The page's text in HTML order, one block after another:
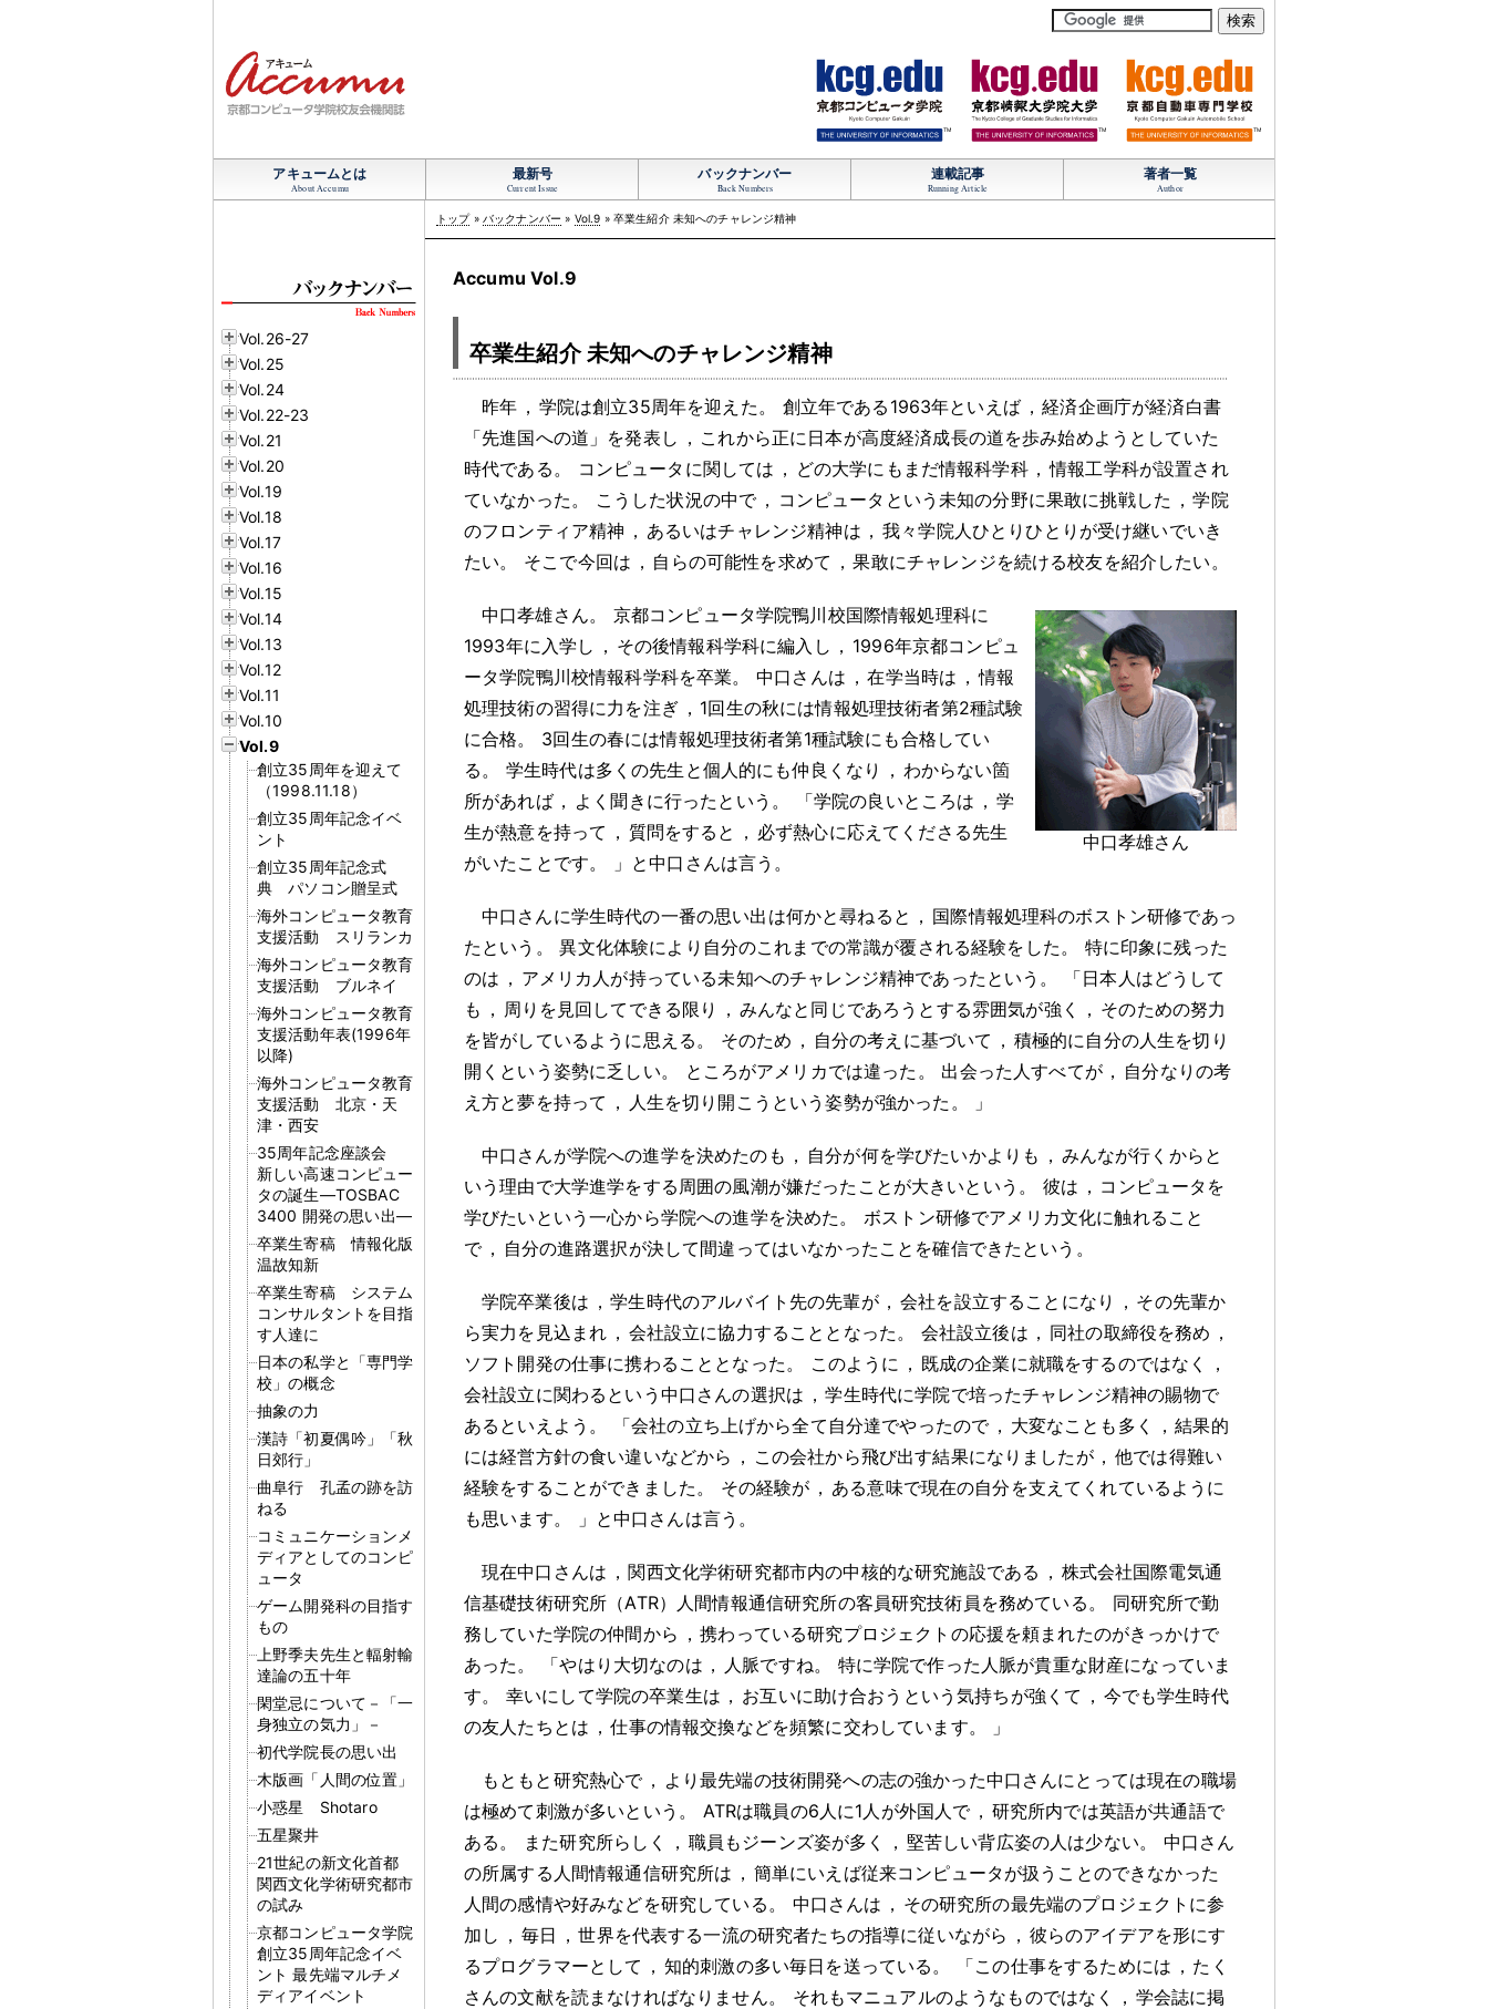
TM TM TM
アキュームとは
About Accumu
最新号
Current Issue
バックナンバー
Back Numbers
連載記事
Running Article
著者一覧
Author
Vol.26-27
Vol.25
Vol.24
Vol.22-23
Vol.21
Vol.20
Vol.19
Vol.18
Vol.17
Vol.16
Vol.15
Vol.14
Vol.13
Vol.12
Vol.11
Vol.10
Vol.9
創立35周年を迎えて
（1998.11.18）
創立35周年記念イベ
ント
創立35周年記念式
典 パソコン贈呈式
海外コンピュータ教育
支援活動 スリランカ
海外コンピュータ教育
支援活動 ブルネイ
海外コンピュータ教育
支援活動年表(1996年
以降)
海外コンピュータ教育
支援活動 北京・天
津・西安
35周年記念座談会
新しい高速コンピュー
タの誕生―TOSBAC
3400 開発の思い出―
卒業生寄稿 情報化版
温故知新
卒業生寄稿 システム
コンサルタントを目指
す人達に
日本の私学と「専門学
校」の概念
抽象の力
漢詩「初夏偶吟」「秋
日郊行」
曲阜行 孔孟の跡を訪
ねる
コミュニケーションメ
ディアとしてのコンピ
ュータ
ゲーム開発科の目指す
もの
上野季夫先生と輻射輸
達論の五十年
閑堂忌について－「一
身独立の気力」－
初代学院長の思い出
木版画「人間の位置」
小惑星 Shotaro
五星聚井
21世紀の新文化首都
関西文化学術研究都市
の試み
京都コンピュータ学院
創立35周年記念イベ
ント 最先端マルチメ
ディアイベント
トップ» バックナンバー » Vol.9 » 卒業生紹介 未知へのチャレンジ精神
Accumu Vol.9
卒業生紹介 未知へのチャレンジ精神
昨年 ， 学院は創立35周年を迎えた 。 創立年である1963年といえば ， 経済企画庁が経済白書
「先進国への道」を発表し ， これから正に日本が高度経済成長の道を歩み始めようとしていた
時代である 。 コンピュータに関しては ， どの大学にもまだ情報科学科 ， 情報工学科が設置され
ていなかった 。 こうした状況の中で ， コンピュータという未知の分野に果敢に挑戦した ， 学院
のフロンティア精神 ， あるいはチャレンジ精神は ， 我々学院人ひとりひとりが受け継いでいき
たい。 そこで今回は ， 自らの可能性を求めて ， 果敢にチャレンジを続ける校友を紹介したい 。
中口孝雄さん
中口孝雄さん。
京都コンピュータ学院鴨川校国際情報処理科に
1993年に入学し ， その後情報科学科に編入し ， 1996年京都コンピュ
ータ学院鴨川校情報科学科を卒業。 中口さんは ， 在学当時は ， 情報
処理技術の習得に力を注ぎ ， 1回生の秋には情報処理技術者第2種試験
に合格。
3回生の春には情報処理技術者第1種試験にも合格してい
る 。 学生時代は多くの先生と個人的にも仲良くなり ， わからない箇
所があれば ， よく聞きに行ったという 。 「学院の良いところは ， 学
生が熱意を持って ， 質問をすると ， 必ず熱心に応えてくださる先生
がいたことです。 」と中口さんは言う 。
中口さんに学生時代の一番の思い出は何かと尋ねると ， 国際情報処理科のボストン研修であっ
たという 。 異文化体験により自分のこれまでの常識が覆される経験をした 。
特に印象に残った
のは ， アメリカ人が持っている未知へのチャレンジ精神であったという 。
「日本人はどうして
も ， 周りを見回してできる限り ， みんなと同じであろうとする雰囲気が強く ， そのための努力
を皆がしているように思える 。 そのため ， 自分の考えに基づいて ， 積極的に自分の人生を切り
開くという姿勢に乏しい。 ところがアメリカでは違った 。 出会った人すべてが ， 自分なりの考
え方と夢を持って ， 人生を切り開こうという姿勢が強かった 。 」
中口さんが学院への進学を決めたのも ， 自分が何を学びたいかよりも ， みんなが行くからと
いう理由で大学進学をする周囲の風潮が嫌だったことが大きいという 。 彼は ， コンピュータを
学びたいという一心から学院への進学を決めた 。
ボストン研修でアメリカ文化に触れること
で ， 自分の進路選択が決して間違ってはいなかったことを確信できたという 。
学院卒業後は ， 学生時代のアルバイト先の先輩が ， 会社を設立することになり ， その先輩か
ら実力を見込まれ ， 会社設立に協力することとなった 。 会社設立後は ， 同社の取締役を務め ，
ソフト開発の仕事に携わることとなった 。 このように ， 既成の企業に就職をするのではなく
，
会社設立に関わるという中口さんの選択は ， 学生時代に学院で培ったチャレンジ精神の賜物で
あるといえよう 。 「会社の立ち上げから全て自分達でやったので ， 大変なことも多く ， 結果的
には経営方針の食い違いなどから ， この会社から飛び出す結果になりましたが ， 他では得難い
経験をすることができました 。 その経験が ， ある意味で現在の自分を支えてくれているように
も思います。 」と中口さんは言う 。
現在中口さんは ， 関西文化学術研究都市内の中核的な研究施設である ， 株式会社国際電気通
信基礎技術研究所（ATR）人間情報通信研究所の客員研究技術員を務めている 。
同研究所で勤
務していた学院の仲間から ， 携わっている研究プロジェクトの応援を頼まれたのがきっかけで
あった 。 「やはり大切なのは ， 人脈ですね。
特に学院で作った人脈が貴重な財産になっていま
す。 幸いにして学院の卒業生は ， お互いに助け合おうという気持ちが強くて ， 今でも学生時代
の友人たちとは ， 仕事の情報交換などを頻繁に交わしています。 」
もともと研究熱心で ， より最先端の技術開発への志の強かった中口さんにとっては現在の職場
は極めて刺激が多いという 。 ATRは職員の6人に1人が外国人で ， 研究所内では英語が共通語で
ある 。 また研究所らしく ， 職員もジーンズ姿が多く ， 堅苦しい背広姿の人は少ない。
中口さん
の所属する人間情報通信研究所は ， 簡単にいえば従来コンピュータが扱うことのできなかった
人間の感情や好みなどを研究している 。 中口さんは ， その研究所の最先端のプロジェクトに参
加し ， 毎日 ， 世界を代表する一流の研究者たちの指導に従いながら ， 彼らのアイデアを形にす
るプログラマーとして ， 知的刺激の多い毎日を送っている 。 「この仕事をするためには ， たく
さんの文献を読まなければなりません。 それもマニュアルのようなものではなく ， 学会誌に掲